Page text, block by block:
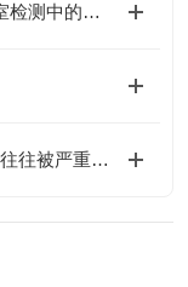
UVP B-100AP 手持式长波紫外灯在实验室检测中的应用与优势
为什么高通量实验更容易失败？密封材料往往被严重低估